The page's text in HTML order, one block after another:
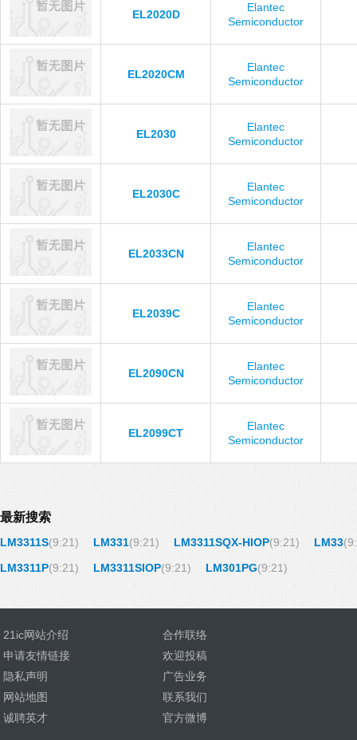
EL2020D
Elantec
Semiconductor
EL2020CM
Elantec
Semiconductor
EL2030
Elantec
Semiconductor
EL2030C
Elantec
Semiconductor
EL2033CN
Elantec
Semiconductor
EL2039C
Elantec
Semiconductor
EL2090CN
Elantec
Semiconductor
EL2099CT
Elantec
Semiconductor
最新搜索
LM3311S(9:21) LM331(9:21) LM3311SQX-HIOP(9:21) LM33
LM3311P(9:21) LM3311SIOP(9:21) LM301PG(9:21)
21ic网站介绍
合作联络
申请友情链接
欢迎投稿
隐私声明
广告业务
网站地图
联系我们
诚聘英才
官方微博